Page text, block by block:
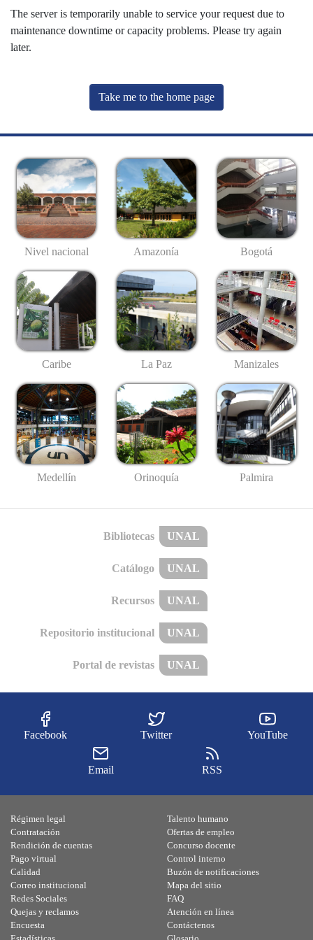
The server is temporarily unable to service your request due to
maintenance downtime or capacity problems. Please try again
later.
Take me to the home page
Nivel nacional Amazonía Bogotá
Caribe La Paz Manizales
Medellín Orinoquía Palmira
Bibliotecas UNAL
Catálogo UNAL
Recursos UNAL
Repositorio institucional UNAL
Portal de revistas UNAL
Facebook Twitter YouTube
Email RSS
Régimen legal
Contratación
Rendición de cuentas
Pago virtual
Calidad
Talento humano
Ofertas de empleo
Concurso docente
Control interno
Buzón de notificaciones
Correo institucional
Redes Sociales
Quejas y reclamos
Encuesta
Mapa del sitio
FAQ
Atención en línea
Contáctenos